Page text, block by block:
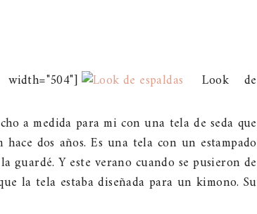
Look de
a medida para mi con una tela de seda que
dos años. Es una tela con un estampado
Y este verano cuando se pusieron de
la tela estaba diseñada para un kimono. Su